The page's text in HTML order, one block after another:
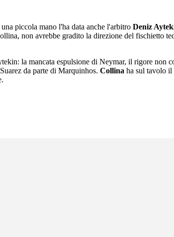
una piccola mano l'ha data anche l'arbitro Deniz
non avrebbe gradito la direzione del fischietto
la mancata espulsione di Neymar, il rigore
da parte di Marquinhos. Collina ha sul tavolo il